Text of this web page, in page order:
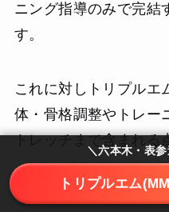
ニング指導のみで完結
す。
これに対しトリプルエ
体・骨格調整やトレー
トレッチまで含まれる
トレーニングとボディ
＼六本木・表
トリプルエム